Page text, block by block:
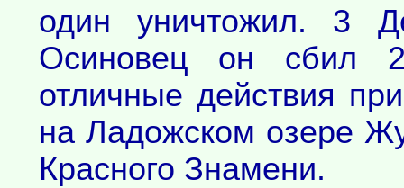
один уничтожил. 3
Осиновец он сбил
отличные действия
на Ладожском озере
Красного Знамени.